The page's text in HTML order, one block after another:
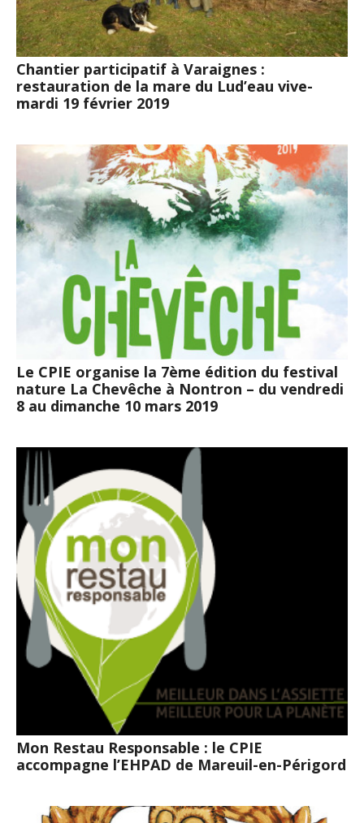
Chantier participatif à Varaignes :
restauration de la mare du Lud’eau vive-
mardi 19 février 2019
Le CPIE organise la 7ème édition du festival
nature La Chevêche à Nontron – du vendredi
8 au dimanche 10 mars 2019
Mon Restau Responsable : le CPIE
accompagne l’EHPAD de Mareuil-en-Périgord